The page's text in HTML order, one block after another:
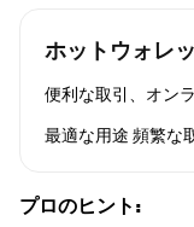
ホットウォレ
便利な取引、オン
最適な用途 頻繁な
プロのヒント: